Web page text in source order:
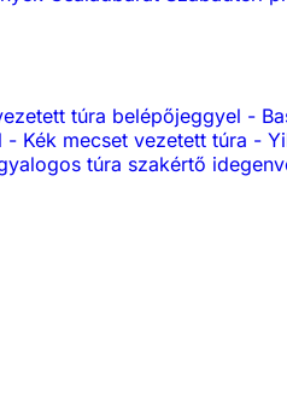
túra belépőjeggyel -
- Kék mecset vezetett túra -
túra szakértő